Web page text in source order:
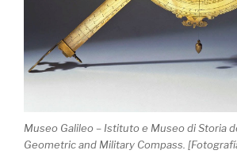
Museo Galileo – Istituto e Museo di Storia
Geometric and Military Compass.